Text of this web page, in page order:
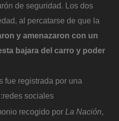
de seguridad. Los dos
al percatarse de que la
y amenazaron con un
bajara del carro y poder
fue registrada por una
redes sociales
recogido por La Nación,